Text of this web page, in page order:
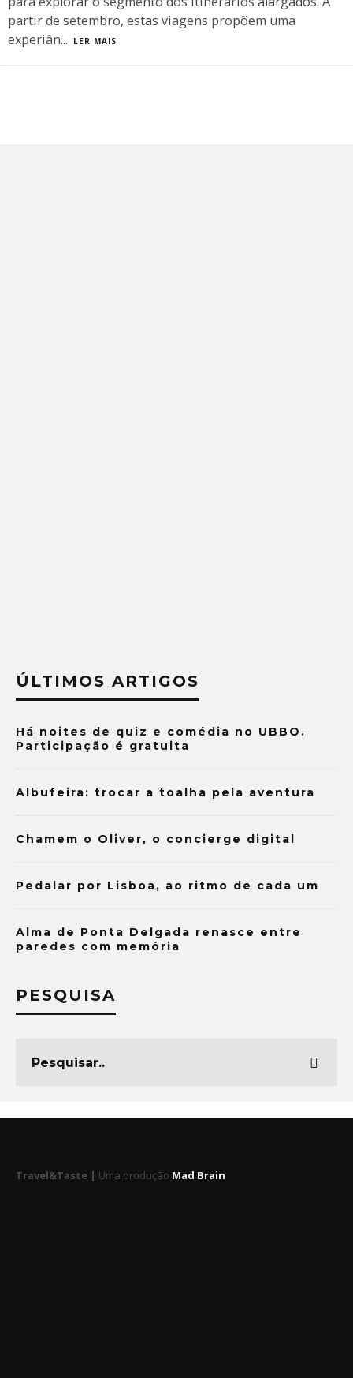
partir de setembro, estas viagens propõem uma
experiân... LER MAIS
ÚLTIMOS ARTIGOS
Há noites de quiz e comédia no UBBO.
Participação é gratuita
Albufeira: trocar a toalha pela aventura
Chamem o Oliver, o concierge digital
Pedalar por Lisboa, ao ritmo de cada um
Alma de Ponta Delgada renasce entre
paredes com memória
PESQUISA
Travel&Taste | Uma produção Mad Brain